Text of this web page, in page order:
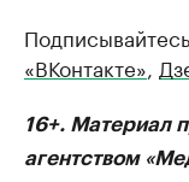
«ВКонтакте»,
16+. Материал
агентством